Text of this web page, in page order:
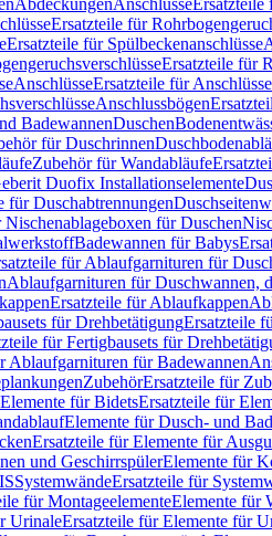
AbdeckungenAnschlüsseErsatzteile
Ersatzteile für
Ersatzteile für Spülbeckenanschlüsse
Ersatzteile für
AnschlüsseErsatzteile für Anschlüsse
Anschlussbögen
BadewannenDuschen
für Duschrinnen
Zubehör für Wandabläufe
Duofix Installationselemente
für Duschabtrennungen
Nischenablageboxen für Duschen
Badewannen für Babys
für Ablaufgarnituren für
Ablaufgarnituren für Duschwannen,
Ersatzteile für Ablaufkappen
für DrehbetätigungErsatzteile
für Fertigbausets für
Ablaufgarnituren für Badewannen
ZubehörErsatzteile für
Elemente für BidetsErsatzteile für
Elemente für Dusch- und
Ersatzteile für Elemente für
und GeschirrspülerElemente für
SystemwändeErsatzteile für
für MontageelementeElemente für
UrinaleErsatzteile für Elemente für